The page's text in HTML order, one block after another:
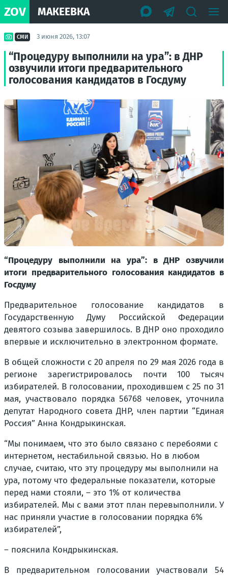
ZOV МАКЕЕВКА
СМИ 3 июня 2026, 13:07
“Процедуру выполнили на ура”: в ДНР
озвучили итоги предварительного
голосования кандидатов в Госдуму
“Процедуру выполнили на ура”: в ДНР озвучили
итоги предварительного голосования кандидатов в
Госдуму
Предварительное голосование кандидатов в
Государственную Думу Российской Федерации
девятого созыва завершилось. В ДНР оно проходило
впервые и исключительно в электронном формате.
В общей сложности с 20 апреля по 29 мая 2026 года в
регионе зарегистрировалось почти 100 тысяч
избирателей. В голосовании, проходившем с 25 по 31
мая, участвовало порядка 56768 человек, уточнила
депутат Народного совета ДНР, член партии “Единая
Россия” Анна Кондрыкинская.
“Мы понимаем, что это было связано с перебоями с
интернетом, нестабильной связью. Но в любом
случае, считаю, что эту процедуру мы выполнили на
ура, потому что федеральные показатели, которые
перед нами стояли, – это 1% от количества
избирателей. Мы с вами этот план перевыполнили. У
нас приняли участие в голосовании порядка 6%
избирателей”,
– пояснила Кондрыкинская.
В предварительном голосовании участвовали 54